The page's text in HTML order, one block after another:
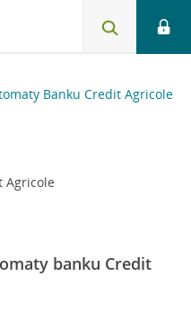
Banku Credit Agricole
Agricole
banku Credit